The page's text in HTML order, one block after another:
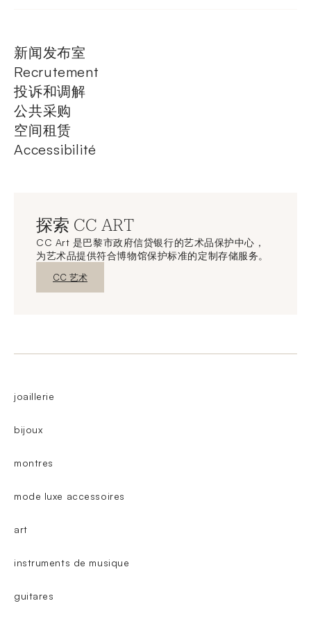
新闻发布室
Recrutement
投诉和调解
公共采购
空间租赁
Accessibilité
探索 CC ART
CC Art 是巴黎市政府信贷银行的艺术品保护中心，
为艺术品提供符合博物馆保护标准的定制存储服务。
新窗口发现
CC 艺术
joaillerie
bijoux
montres
mode luxe accessoires
art
instruments de musique
guitares